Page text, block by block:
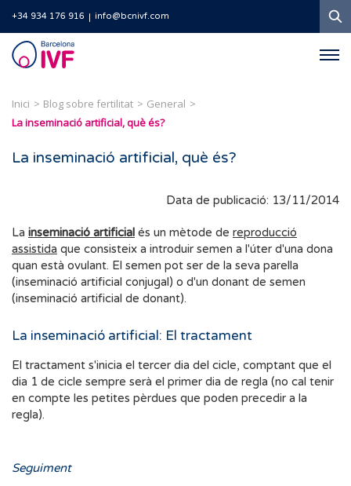
+34 934 176 916 info@bcnivf.com
Barcelona
IVF
Inici Blog sobre fertilitat
General
La inseminació artificial, què és?
La inseminació artificial, què és?
Data de publicació: 13/11/2014
La inseminació artificial és un mètode de reproducció
assistida
quan està ovulant. El semen pot ser de la seva parella
(inseminació artificial conjugal) o d'un donant de semen
(inseminació artificial de donant).
La inseminació artificial: El tractament
El tractament s'inicia el tercer dia del cicle, comptant que el
dia 1 de cicle sempre serà el primer dia de regla (no cal tenir
en compte les petites pèrdues que poden precedir a la
regla).
Seguiment